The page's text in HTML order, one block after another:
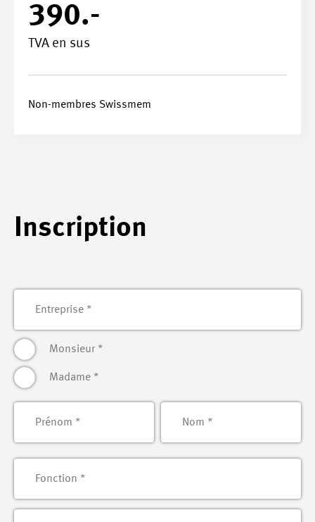
390.-
TVA en sus
Non-membres Swissmem
Inscription
Monsieur *
Madame *